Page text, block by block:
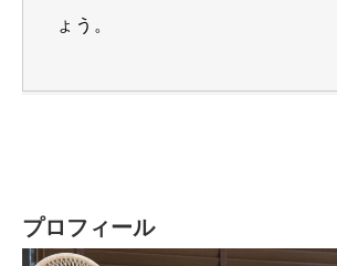
ょう。
プロフィール